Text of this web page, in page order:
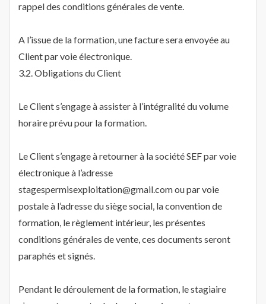
rappel des conditions générales de vente.
A l’issue de la formation, une facture sera envoyée au
Client par voie électronique.
3.2. Obligations du Client
Le Client s’engage à assister à l’intégralité du volume
horaire prévu pour la formation.
Le Client s’engage à retourner à la société SEF par voie
électronique à l’adresse
stagespermisexploitation@gmail.com ou par voie
postale à l’adresse du siège social, la convention de
formation, le règlement intérieur, les présentes
conditions générales de vente, ces documents seront
paraphés et signés.
Pendant le déroulement de la formation, le stagiaire